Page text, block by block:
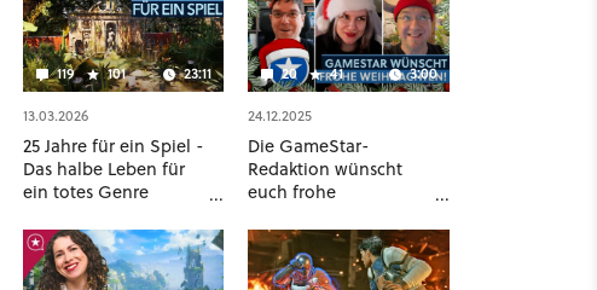
119 101 23:11
13.03.2026
25 Jahre für ein Spiel -
Das halbe Leben für
ein totes Genre
GameStar]
20 41 3:00
24.12.2025
Die GameStar-
Redaktion wünscht
euch frohe